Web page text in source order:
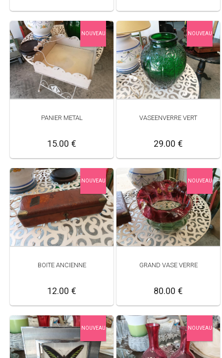
NOUVEAU
PANIER METAL
15.00 €
NOUVEAU
VASEENVERRE VERT
29.00 €
NOUVEAU
BOITE ANCIENNE
12.00 €
NOUVEAU
GRAND VASE VERRE
80.00 €
NOUVEAU NOUVEAU